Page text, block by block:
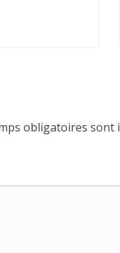
obligatoires sont